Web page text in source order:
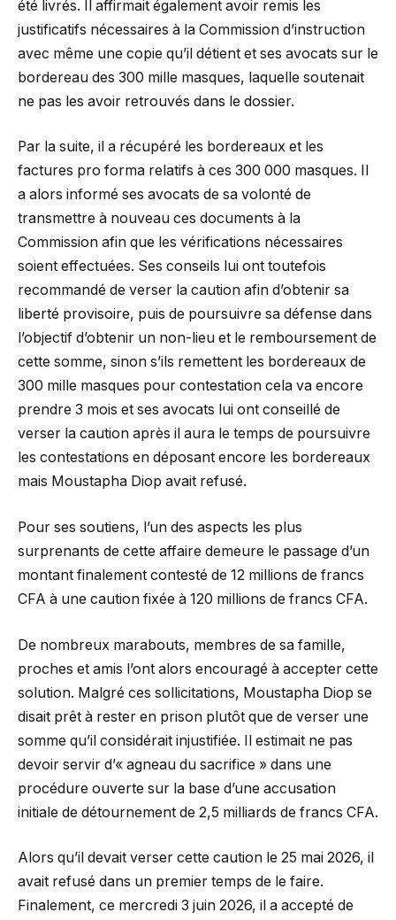
été livrés. Il affirmait également avoir remis les
justificatifs nécessaires à la Commission d’instruction
avec même une copie qu’il détient et ses avocats sur le
bordereau des 300 mille masques, laquelle soutenait
ne pas les avoir retrouvés dans le dossier.
Par la suite, il a récupéré les bordereaux et les
factures pro forma relatifs à ces 300 000 masques. Il
a alors informé ses avocats de sa volonté de
transmettre à nouveau ces documents à la
Commission afin que les vérifications nécessaires
soient effectuées. Ses conseils lui ont toutefois
recommandé de verser la caution afin d’obtenir sa
liberté provisoire, puis de poursuivre sa défense dans
l’objectif d’obtenir un non-lieu et le remboursement de
cette somme, sinon s’ils remettent les bordereaux de
300 mille masques pour contestation cela va encore
prendre 3 mois et ses avocats lui ont conseillé de
verser la caution après il aura le temps de poursuivre
les contestations en déposant encore les bordereaux
mais Moustapha Diop avait refusé.
Pour ses soutiens, l’un des aspects les plus
surprenants de cette affaire demeure le passage d’un
montant finalement contesté de 12 millions de francs
CFA à une caution fixée à 120 millions de francs CFA.
De nombreux marabouts, membres de sa famille,
proches et amis l’ont alors encouragé à accepter cette
solution. Malgré ces sollicitations, Moustapha Diop se
disait prêt à rester en prison plutôt que de verser une
somme qu’il considérait injustifiée. Il estimait ne pas
devoir servir d’« agneau du sacrifice » dans une
procédure ouverte sur la base d’une accusation
initiale de détournement de 2,5 milliards de francs CFA.
Alors qu’il devait verser cette caution le 25 mai 2026, il
avait refusé dans un premier temps de le faire.
Finalement, ce mercredi 3 juin 2026, il a accepté de